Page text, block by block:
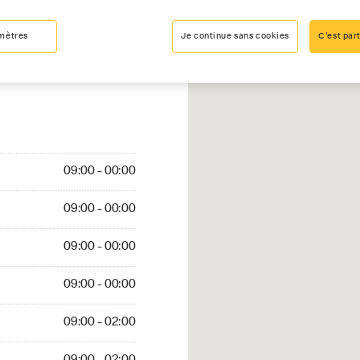
09:00 - 00:00
09:00 - 00:00
09:00 - 00:00
09:00 - 00:00
09:00 - 02:00
Je continue sans cookies C'est